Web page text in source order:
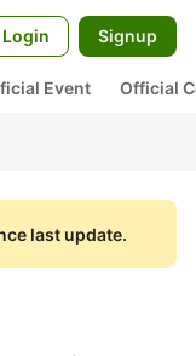
Login Signup
Event Official
last update.